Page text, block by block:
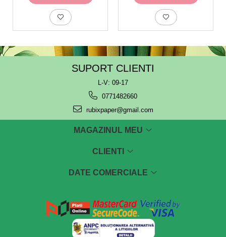
SUPORT CLIENTI
L-V: 09-17
0771482660
rubixpaper@gmail.com
MAGAZINUL MEU
CLIENTI
DATE COMERCIALE